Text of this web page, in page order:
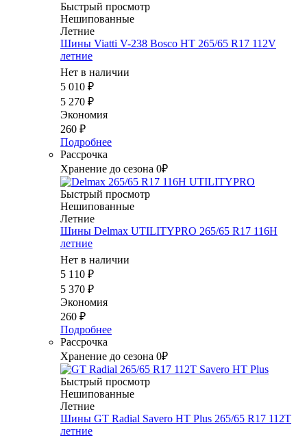
Быстрый просмотр
Нешипованные
Летние
Шины Viatti V-238 Bosco HT 265/65 R17 112V
летние
Нет в наличии
5 010 ₽
5 270 ₽
Экономия
260 ₽
Подробнее
Рассрочка
Хранение до сезона 0₽
Быстрый просмотр
Нешипованные
Летние
Шины Delmax UTILITYPRO 265/65 R17 116H
летние
Нет в наличии
5 110 ₽
5 370 ₽
Экономия
260 ₽
Подробнее
Рассрочка
Хранение до сезона 0₽
Быстрый просмотр
Нешипованные
Летние
Шины GT Radial Savero HT Plus 265/65 R17 112T
летние